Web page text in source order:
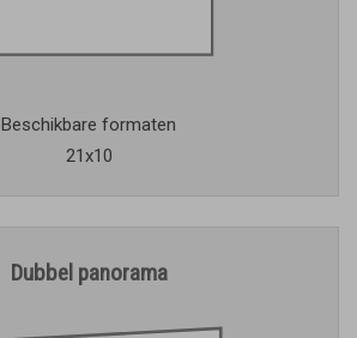
Beschikbare formaten
21x10
Dubbel panorama